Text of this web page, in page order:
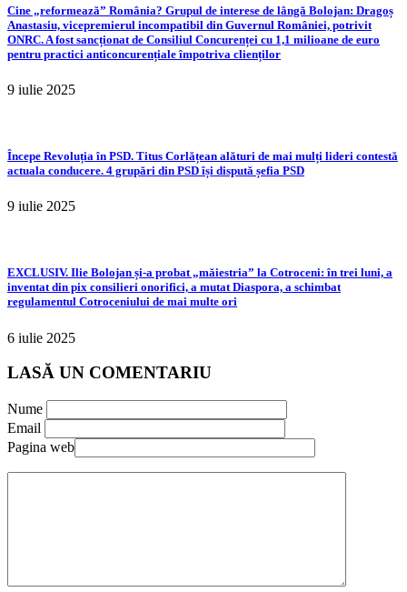
Cine „reformează” România? Grupul de interese de lângă Bolojan: Dragoș
Anastasiu, vicepremierul incompatibil din Guvernul României, potrivit
ONRC. A fost sancționat de Consiliul Concurenței cu 1,1 milioane de euro
pentru practici anticoncurențiale împotriva clienților
9 iulie 2025
Începe Revoluția în PSD. Titus Corlățean alături de mai mulți lideri contestă
actuala conducere. 4 grupări din PSD își dispută șefia PSD
9 iulie 2025
EXCLUSIV. Ilie Bolojan și-a probat „măiestria” la Cotroceni: în trei luni, a
inventat din pix consilieri onorifici, a mutat Diaspora, a schimbat
regulamentul Cotroceniului de mai multe ori
6 iulie 2025
LASĂ UN COMENTARIU
Nume
Email
Pagina web